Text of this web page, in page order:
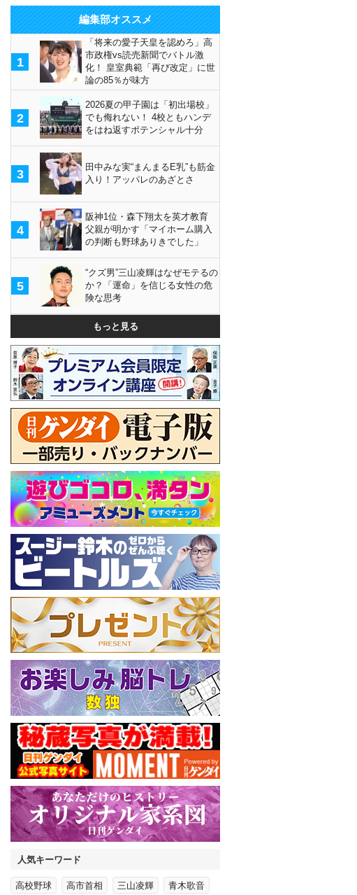
編集部オススメ
1
「将来の愛子天皇を認めろ」高
市政権vs読売新聞でバトル激
化！ 皇室典範「再び改定」に世
論の85％が味方
2
2026夏の甲子園は「初出場校」
でも侮れない！ 4校ともハンデ
をはね返すポテンシャル十分
3
田中みな実“まんまるE乳”も筋金
入り！アッパレのあざとさ
4
阪神1位・森下翔太を英才教育
父親が明かす「マイホーム購入
の判断も野球ありきでした」
5
“クズ男”三山凌輝はなぜモテるの
か？「運命」を信じる女性の危
険な思考
もっと見る
人気キーワード
高校野球 高市首相 三山凌輝 青木歌音